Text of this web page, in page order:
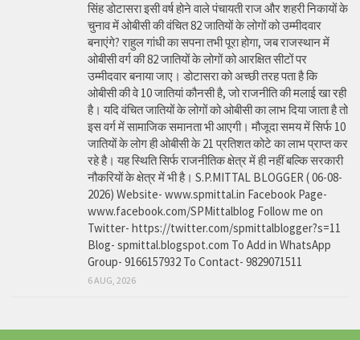
सिंह डोटासरा इसी वर्ष होने वाले पंचायती राज और शहरी निकायों के
चुनाव में ओबीसी की वंचित 82 जातियों के लोगों को उम्मीदवार
बनाएंगे? राहुल गांधी का सपना तभी पूरा होगा, जब राजस्थान में
ओबीसी वर्ग की 82 जातियों के लोगों को आरक्षित सीटों पर
उम्मीदवार बनाया जाए। डोटासरा को अच्छी तरह पता है कि
ओबीसी की वे 10 जातियां कौनसी है, जो राजनीति की मलाई खा रही
है। यदि वंचित जातियों के लोगों को ओबीसी का लाभ दिया जाता है तो
इस वर्ग में सामाजिक समानता भी आएगी। मौजूदा समय में सिर्फ 10
जातियों के लोग ही ओबीसी के 21 प्रतिशत कोटे का लाभ प्राप्त कर
रहे है। यह स्थिति सिर्फ राजनीतिक क्षेत्र में ही नहीं बल्कि सरकारी
नौकरियों के क्षेत्र में भी है। S.P.MITTAL BLOGGER ( 06-08-
2026) Website- www.spmittal.in Facebook Page-
www.facebook.com/SPMittalblog Follow me on
Twitter- https://twitter.com/spmittalblogger?s=11
Blog- spmittal.blogspot.com To Add in WhatsApp
Group- 9166157932 To Contact- 9829071511
6 AUG, 2026